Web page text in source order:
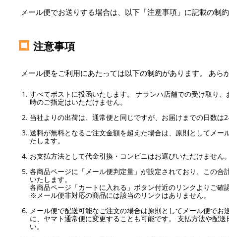
メール便でお送りする場合は、以下「注意事項」に記載の制約
注意事項
メール便をご利用にあたっては以下の制約があります。 あら
すべてポストに投函いたします。 ナランハ店舗での受け取り
時のご指定はいただけません。
当社よりの出荷は、通常便と同じですが、お届けまでの日数は
送料が無料となるご注文金額を超えた場合は、原則としてメー
たします。
お支払方法として代金引換・コンビニはお選びいただけません。
各商品ページに「メール便判定量」が設定されており、この合
いたします。
各商品ページ「カートに入れる」ボタン付近のリンクよりご確
※メール便非対応の商品には該当のリンクはありません。
メール便で配送可能なご注文の場合は原則としてメール便でお
に、ヤマト通常便に変更することも可能です。 支払方法や配
い。